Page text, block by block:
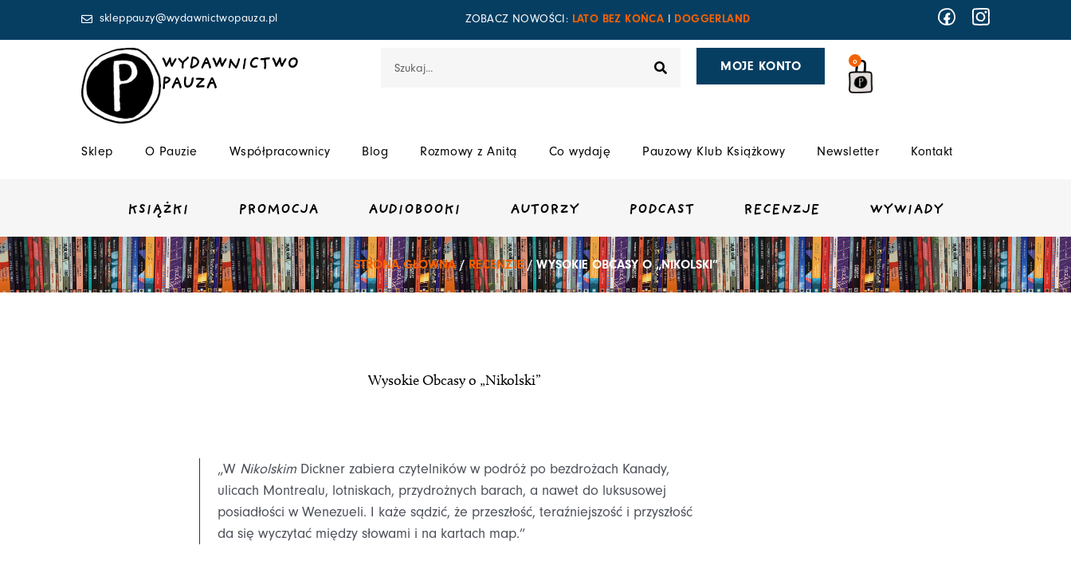
skleppauzy@wydawnictwopauza.pl ZOBACZ NOWOŚCI: LATO BEZ KOŃCA DOGGERLAND
WYDAWNICTWO
PAUZA
MOJE KONTO 0
Sklep O Pauzie Współpracownicy Blog Rozmowy z Anitą Co wydaję Pauzowy Klub Książkowy Newsletter Kontakt
KSIĄŻKI PROMOCJA AUDIOBOOKI AUTORZY PODCAST RECENZJE WYWIADY
STRONA GŁÓWNA/RECENZJE/ WYSOKIE OBCASY O „NIKOLSKI”
Wysokie Obcasy o „Nikolski”
„W NikolskimDickner zabiera czytelników w podróż po bezdrożach Kanady,
ulicach Montrealu, lotniskach, przydrożnych barach, a nawet do luksusowej
posiadłości w Wenezueli. I każe sądzić, że przeszłość, teraźniejszość i przyszłość
da się wyczytać między słowami i na kartach map.”